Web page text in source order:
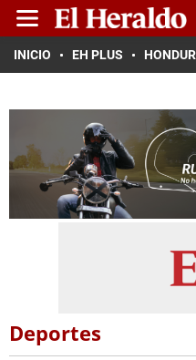
INICIO EH PLUS
Deportes